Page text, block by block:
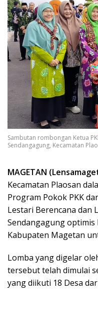
Sambutan rombongan Ketua
Sendangagung, Kecamatan
MAGETAN
Kecamatan Plaosan
Program Pokok PKK
Lestari Berencana dan
Sendangagung optimis
Kabupaten Magetan
Lomba yang digelar
tersebut telah dimulai
yang diikuti 18 Desa